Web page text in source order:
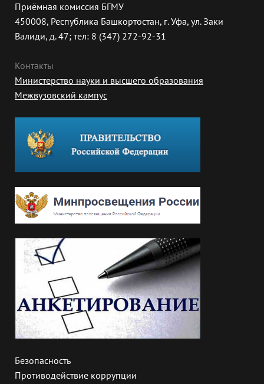
Приёмная комиссия БГМУ
450008, Республика Башкортостан, г. Уфа, ул. Заки
Валиди, д. 47; тел: 8 (347) 272-92-31
Контакты
Министерство науки и высшего образования
Межвузовский кампус
Безопасность
Противодействие коррупции